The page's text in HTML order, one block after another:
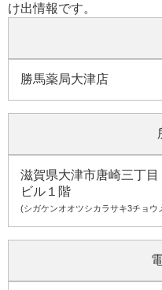
け出情報です。
勝馬薬局大津店
滋賀県大津市唐崎三丁
ビル１階
(シガケンオオツシカラサキ3チョウ